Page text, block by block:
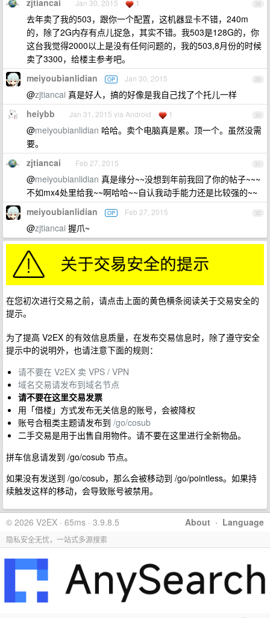
28
zjtiancai Jan 30, 2015 1
去年卖了我的503，跟你一个配置，这机器显卡不错，240m
的，除了2G内存有点儿捉急，其实不错。我503是128G的，你
这台我觉得2000以上是没有任何问题的，我的503,8月份的时候
卖了3300，给楼主参考吧。
29
meiyoubianlidian OP Jan 30, 2015
@zjtiancai 真是好人，搞的好像是我自己找了个托儿一样
30
heiybb Jan 31, 2015 via Android 1
@meiyoubianlidian 哈哈。卖个电脑真是累。顶一个。虽然没需
要。
31
zjtiancai Feb 27, 2015
@meiyoubianlidian 真是缘分~~没想到年前我回了你的帖子~~~
不如mx4处里给我~~啊哈哈~~自认我动手能力还是比较强的~~
32
meiyoubianlidian OP Feb 27, 2015
@zjtiancai 握爪~
在您初次进行交易之前，请点击上面的黄色横条阅读关于交易安全的
提示。
为了提高 V2EX 的有效信息质量，在发布交易信息时，除了遵守安全
提示中的说明外，也请注意下面的规则：
请不要在 V2EX 卖 VPS / VPN
域名交易请发布到域名节点
请不要在这里交易发票
用「借楼」方式发布无关信息的账号，会被降权
账号合租类主题请发布到 /go/cosub
二手交易是用于出售自用物件。请不要在这里进行全新物品。
拼车信息请发到 /go/cosub 节点。
如果没有发送到 /go/cosub，那么会被移动到 /go/pointless。如果持
续触发这样的移动，会导致账号被禁用。
About · Language
© 2026 V2EX · 65ms · 3.9.8.5
隐私安全无忧，一站式多源搜索